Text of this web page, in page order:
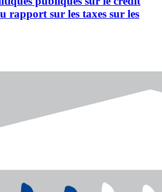
rapport sur les taxes sur les